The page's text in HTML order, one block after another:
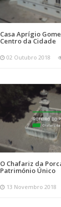
Casa Aprígio
Centro da Cidade
02 Outubro 2018
O Chafariz da
Património Único
13 Novembro 2018